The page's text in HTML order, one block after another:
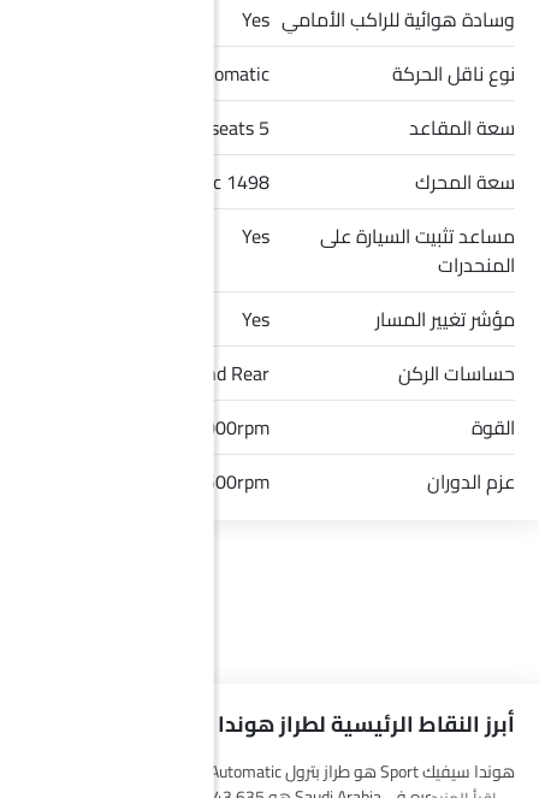
وسادة هوائية للراكب الأمامي Yes
نوع ناقل الحركة
Automatic
سعة المقاعد
5 seats
سعة المحرك
1498 cc
مساعد تثبيت السيارة على
المنحدرات
Yes
مؤشر تغيير المسار
Yes
حساسات الركن
Front and Rear
القوة
180hp@6000rpm
عزم الدوران
240Nm@4500rpm
أبرز النقاط الرئيسية لطراز هوندا سيفيك سبورت
هوندا سيفيك Sport هو طراز بترول Automatic من مجموعة